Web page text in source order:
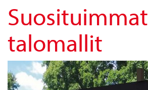
Suosituimmat
talomallit